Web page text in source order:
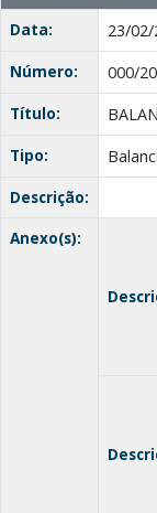
Data:
23/
Número:
000/
Título:
Tipo:
Descrição:
Anexo(s):